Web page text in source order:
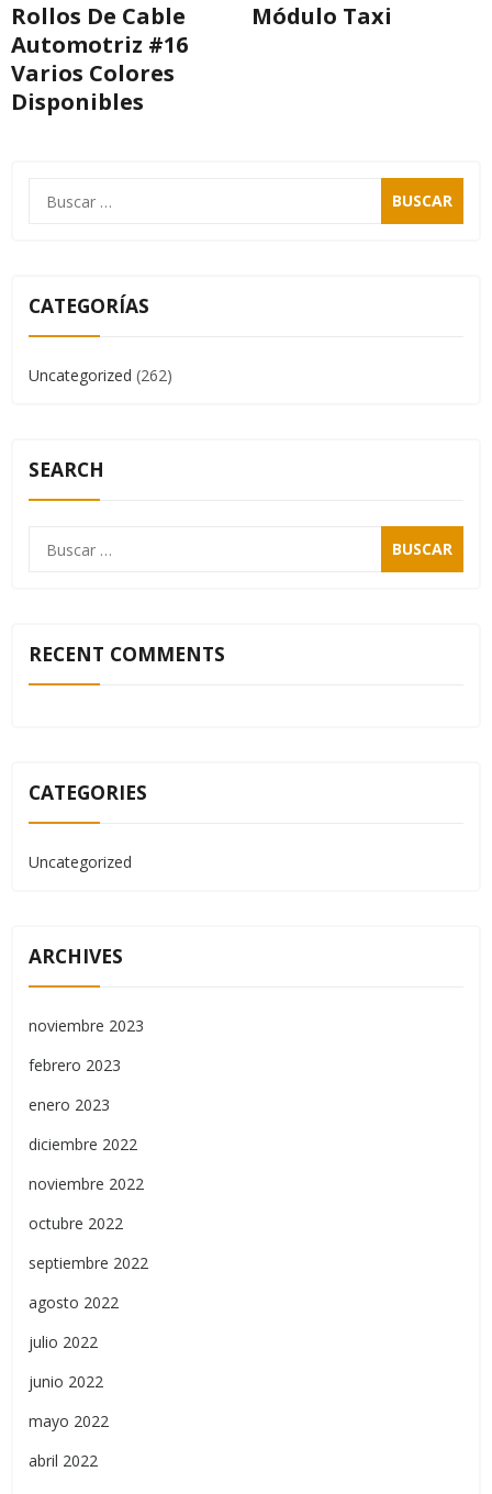
Rollos De Cable
Automotriz #16
Varios Colores
Disponibles
Módulo Taxi
CATEGORÍAS
Uncategorized (262)
SEARCH
RECENT COMMENTS
CATEGORIES
Uncategorized
ARCHIVES
noviembre 2023
febrero 2023
enero 2023
diciembre 2022
noviembre 2022
octubre 2022
septiembre 2022
agosto 2022
julio 2022
junio 2022
mayo 2022
abril 2022